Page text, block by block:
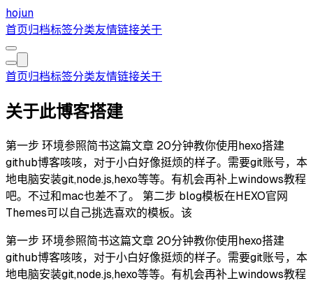
hojun
首页归档标签分类友情链接关于
首页归档标签分类友情链接关于
关于此博客搭建
第一步 环境参照简书这篇文章 20分钟教你使用hexo搭建
github博客咳咳，对于小白好像挺烦的样子。需要git账号，本
地电脑安装git,node.js,hexo等等。有机会再补上windows教程
吧。不过和mac也差不了。 第二步 blog模板在HEXO官网
Themes可以自己挑选喜欢的模板。该
第一步 环境参照简书这篇文章 20分钟教你使用hexo搭建
github博客咳咳，对于小白好像挺烦的样子。需要git账号，本
地电脑安装git,node.js,hexo等等。有机会再补上windows教程